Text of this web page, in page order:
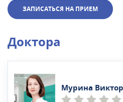
ЗАПИСАТЬСЯ НА ПРИЕМ
Доктора
Мурина